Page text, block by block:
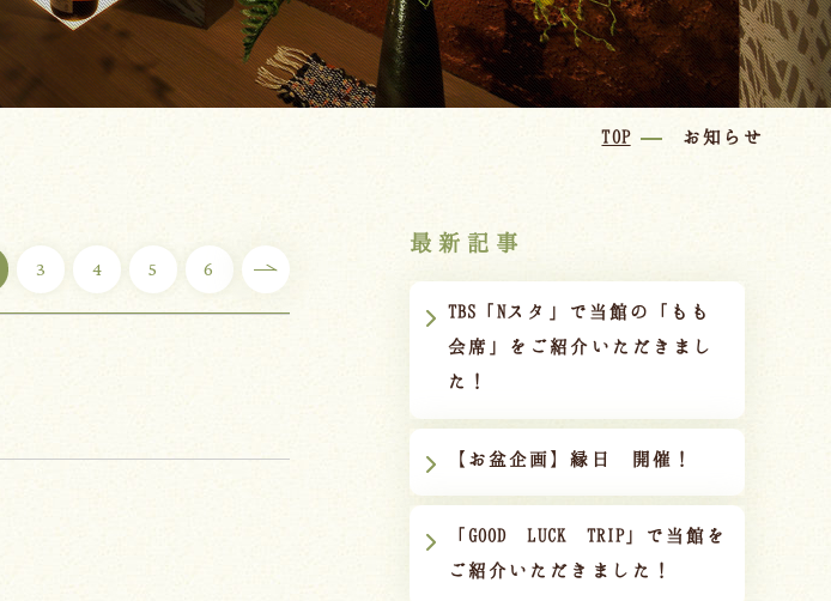
TOP お知らせ
3 4 5 6
最新記事
TBS「Nスタ」で当館の「もも
会席」をご紹介いただきまし
た！
【お盆企画】縁日 開催！
「GOOD LUCK TRIP」で当館を
ご紹介いただきました！
Tel.
/
9:00~18:00
Language